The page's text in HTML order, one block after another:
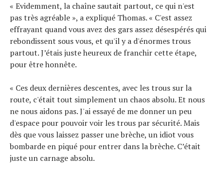
« Evidemment, la chaîne sautait partout, ce qui n'est
pas très agréable », a expliqué Thomas. « C'est assez
effrayant quand vous avez des gars assez désespérés qui
rebondissent sous vous, et qu'il y a d'énormes trous
partout. J’étais juste heureux de franchir cette étape,
pour être honnête.
« Ces deux dernières descentes, avec les trous sur la
route, c'était tout simplement un chaos absolu. Et nous
ne nous aidons pas. J'ai essayé de me donner un peu
d'espace pour pouvoir voir les trous par sécurité. Mais
dès que vous laissez passer une brèche, un idiot vous
bombarde en piqué pour entrer dans la brèche. C’était
juste un carnage absolu.